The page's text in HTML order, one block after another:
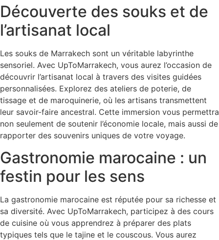
Découverte des souks et de
l’artisanat local
Les souks de Marrakech sont un véritable labyrinthe
sensoriel. Avec UpToMarrakech, vous aurez l’occasion de
découvrir l’artisanat local à travers des visites guidées
personnalisées. Explorez des ateliers de poterie, de
tissage et de maroquinerie, où les artisans transmettent
leur savoir-faire ancestral. Cette immersion vous permettra
non seulement de soutenir l’économie locale, mais aussi de
rapporter des souvenirs uniques de votre voyage.
Gastronomie marocaine : un
festin pour les sens
La gastronomie marocaine est réputée pour sa richesse et
sa diversité. Avec UpToMarrakech, participez à des cours
de cuisine où vous apprendrez à préparer des plats
typiques tels que le tajine et le couscous. Vous aurez